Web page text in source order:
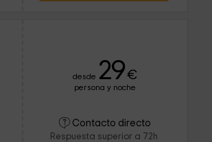
desde 29€
persona y noche
Contacto directo
Respuesta superior a 72h